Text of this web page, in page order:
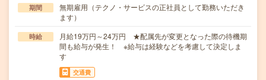
期間
無期雇用（テクノ・サービスの正社員として勤務いただき
ます）
時給
月給19万円～24万円 ★配属先が変更となった際の待機期
間も給与が発生！ ※給与は経験などを考慮して決定しま
す
交通費